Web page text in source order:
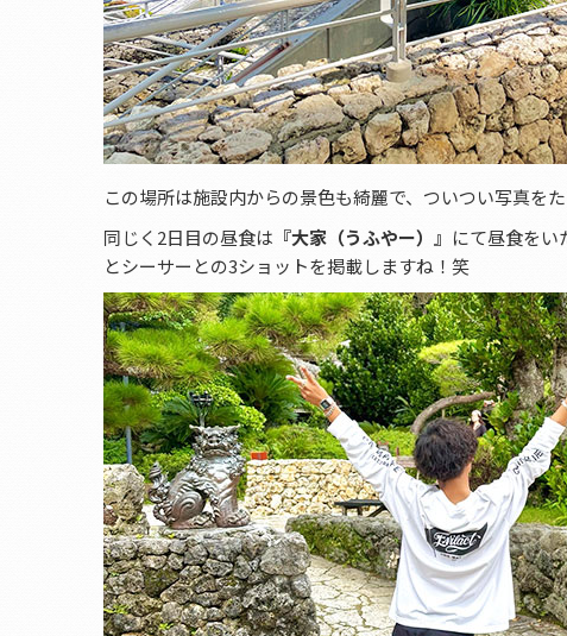
この場所は施設内からの景色も綺麗で、ついつい写真を
同じく2日目の昼食は 『大家（うふやー）』 にて昼食をい
とシーサーとの3ショットを掲載しますね！笑